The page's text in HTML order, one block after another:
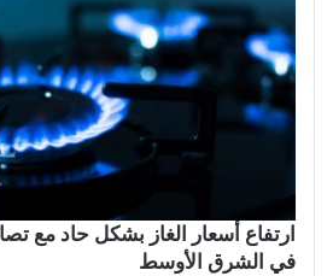
ارتفاع أسعار الغاز بشكل حاد مع
في الشرق الأوسط